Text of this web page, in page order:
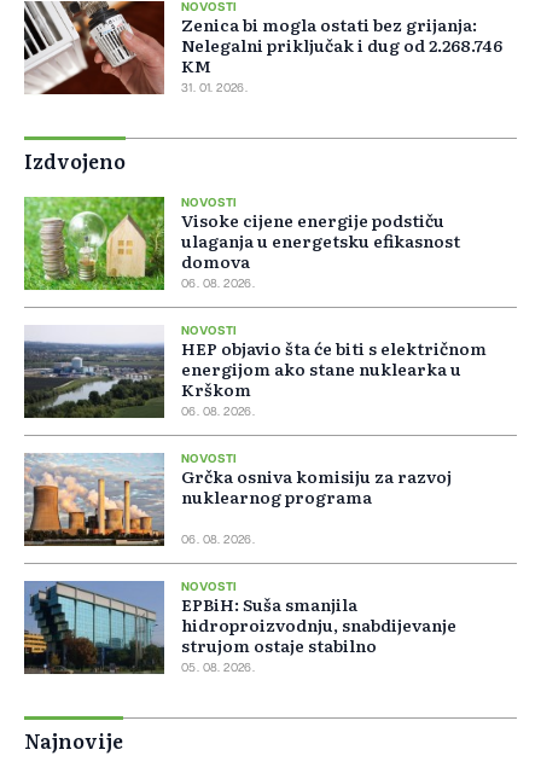
NOVOSTI
Zenica bi mogla ostati bez grijanja:
Nelegalni priključak i dug od 2.268.746
KM
31. 01. 2026.
Izdvojeno
NOVOSTI
Visoke cijene energije podstiču
ulaganja u energetsku efikasnost
domova
06. 08. 2026.
NOVOSTI
HEP objavio šta će biti s električnom
energijom ako stane nuklearka u
Krškom
06. 08. 2026.
NOVOSTI
Grčka osniva komisiju za razvoj
nuklearnog programa
06. 08. 2026.
NOVOSTI
EPBiH: Suša smanjila
hidroproizvodnju, snabdijevanje
strujom ostaje stabilno
05. 08. 2026.
Najnovije